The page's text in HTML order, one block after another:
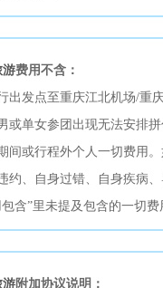
游费用不含：
出发点至重庆江北机场/重
或单女参团出现无法安排拼
间或行程外个人一切费用
约、自身过错、自身疾病
含”里未提及包含的一切费
游附加协议说明：